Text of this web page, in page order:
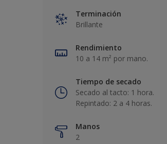
Terminación
Brillante
Rendimiento
10 a 14 m² por mano.
Tiempo de secado
Secado al tacto: 1 hora.
Repintado: 2 a 4 horas.
Manos
2